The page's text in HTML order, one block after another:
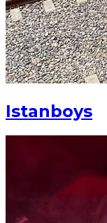
Istanboys